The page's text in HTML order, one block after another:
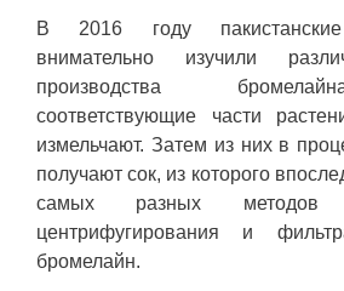
В 2016 году пакистанские
внимательно изучили
производства
соответствующие части
измельчают. Затем из них в
получают сок, из которого
самых разных
центрифугирования и
бромелайн.